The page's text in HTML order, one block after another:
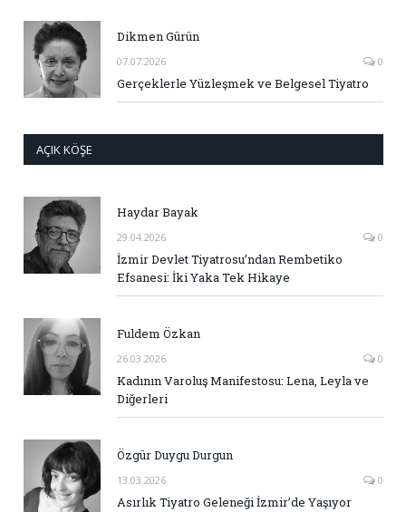
Dikmen Gürün
07.07.2026 0
Gerçeklerle Yüzleşmek ve Belgesel Tiyatro
AÇIK KÖŞE
Haydar Bayak
29.04.2026 0
İzmir Devlet Tiyatrosu’ndan Rembetiko
Efsanesi: İki Yaka Tek Hikaye
Fuldem Özkan
26.03.2026 0
Kadının Varoluş Manifestosu: Lena, Leyla ve
Diğerleri
Özgür Duygu Durgun
13.03.2026 0
Asırlık Tiyatro Geleneği İzmir’de Yaşıyor